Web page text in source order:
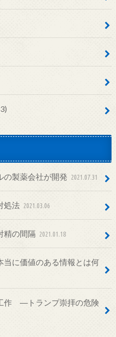
製薬会社が開発 2021.07.31
処法 2021.03.06
精の間隔 2021.01.18
に価値のある情報とは何
作 ―トランプ崇拝の危険